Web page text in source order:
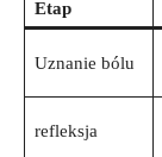
Etap
Uznanie bólu
refleksja